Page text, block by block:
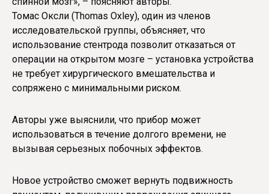
Томас Оксли (Thomas Oxley), один из членов
исследовательской группы, объясняет, что
использование стентрода позволит отказаться от
операции на открытом мозге – установка устройства
не требует хирургического вмешательства и
сопряжено с минимальными риском.
Авторы уже выяснили, что прибор может
использоваться в течение долгого времени, не
вызывая серьезных побочных эффектов.
Новое устройство сможет вернуть подвижность